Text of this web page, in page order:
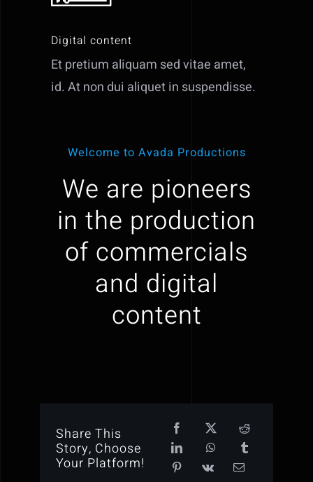
Digital content
Et pretium aliquam sed vitae amet,
id. At non dui aliquet in suspendisse.
Welcome to Avada Productions
We are pioneers
in the production
of commercials
and digital
content
Share This
Story, Choose
Your Platform!